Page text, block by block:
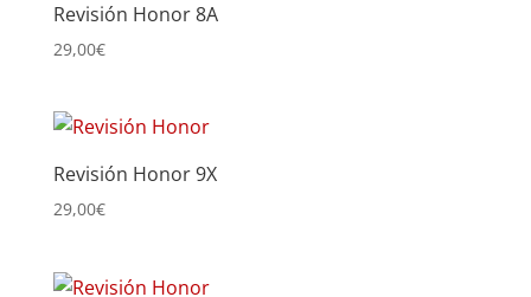
Revisión Honor 8A
29,00€
Revisión Honor 9X
29,00€